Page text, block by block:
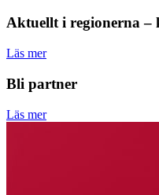
Aktuellt i regionerna –
Läs mer
Bli partner
Läs mer